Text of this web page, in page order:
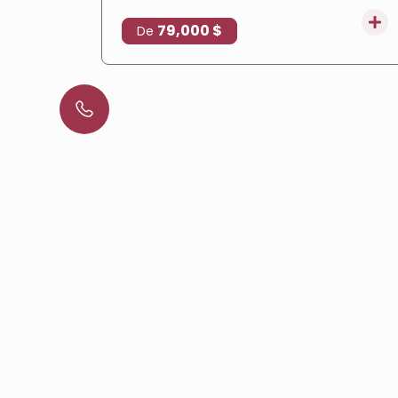
De 79,000 $